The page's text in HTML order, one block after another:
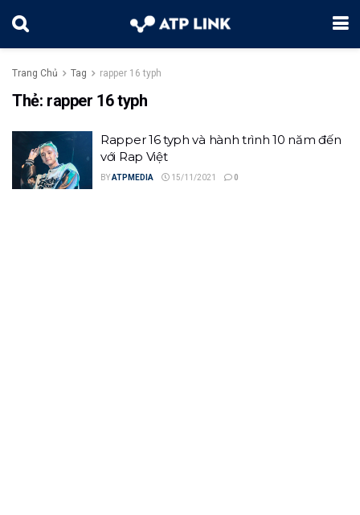
Trang Chủ Tag rapper 16 typh
Thẻ: rapper 16 typh
Rapper 16 typh và hành trình 10 năm đến
với Rap Việt
BYATPMEDIA 15/11/2021 0